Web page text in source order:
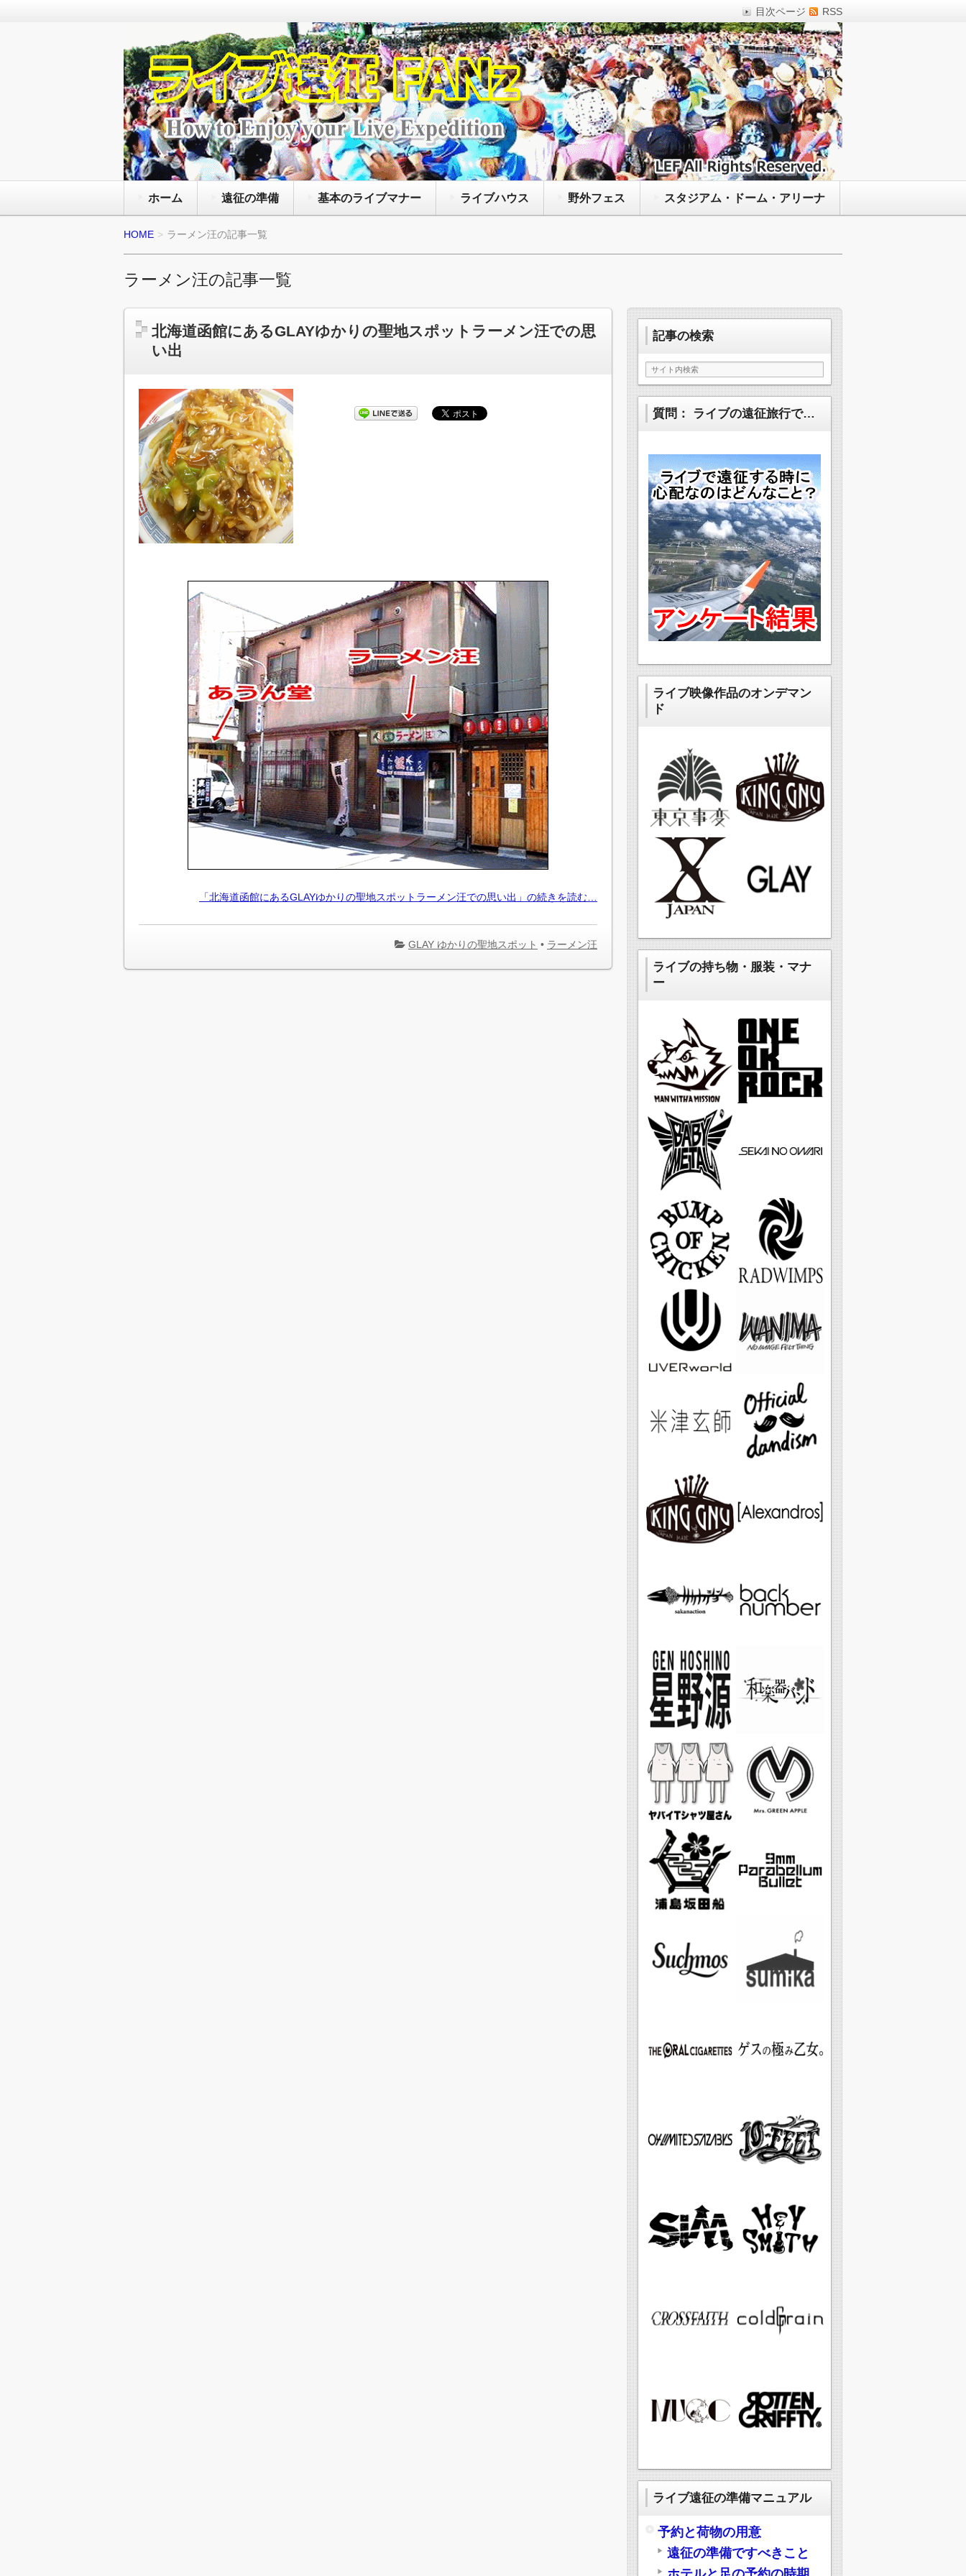
RSS
目次ページ
ライブ遠征 FANz
通年で国内外のライブ会場で様々なアーティストによって開催されているコンサート
を観る為にライヴの遠征旅行をしたいファンズに向けて、主に持ち物や荷物の注意点
と服装にマナー等の準備の方法と、聖地巡礼に役立つ情報等を紹介するサイトです
ホーム 遠征の準備 基本のライブマナー ライブハウス 野外フェス スタジアム・ドーム・アリーナ
HOME ラーメン汪の記事一覧
ラーメン汪の記事一覧
北海道函館にあるGLAYゆかりの聖地スポットラーメン汪での思
い出
「北海道函館にあるGLAYゆかりの聖地スポットラーメン汪での思い出」の続きを読む…
GLAY ゆかりの聖地スポット • ラーメン汪
記事の検索
質問： ライブの遠征旅行で…
ライブ映像作品のオンデマン
ド
ライブの持ち物・服装・マナ
ー
ライブ遠征の準備マニュアル
予約と荷物の用意
遠征の準備ですべきこと